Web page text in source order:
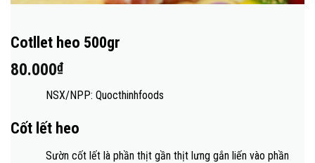
Cotllet heo 500gr
80.000₫
NSX/NPP: Quocthinhfoods
Cốt lết heo
Sườn cốt lết là phần thịt gần thịt lưng gắn liến vào phần